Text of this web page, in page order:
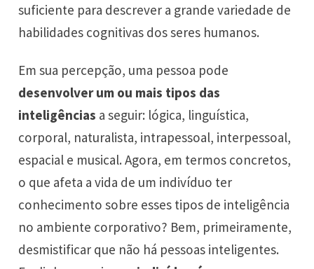
suficiente para descrever a grande variedade de
habilidades cognitivas dos seres humanos.
Em sua percepção, uma pessoa pode
desenvolverum ou mais tipos das
inteligências a seguir: lógica, linguística,
corporal, naturalista, intrapessoal, interpessoal,
espacial e musical. Agora, em termos concretos,
o que afeta a vida de um indivíduo ter
conhecimento sobre esses tipos de inteligência
no ambiente corporativo? Bem, primeiramente,
desmistificar que não há pessoas inteligentes.